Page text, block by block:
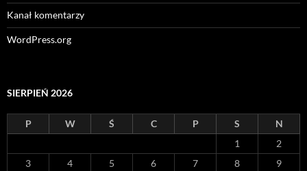
Kanał komentarzy
WordPress.org
SIERPIEŃ 2026
P W Ś C P S
N
1
2
3
4 5 6 7 8
9